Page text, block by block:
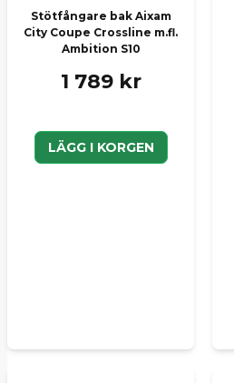
Stötfångare bak Aixam
City Coupe Crossline m.fl.
Ambition S10
1 789 kr
LÄGG I KORGEN